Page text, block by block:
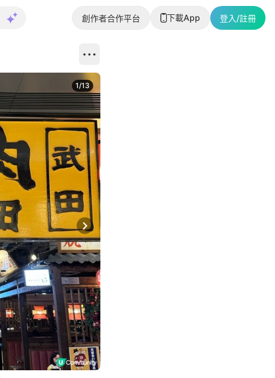
創作者合作平台 下載App 登入/註冊
Next slide
1/13